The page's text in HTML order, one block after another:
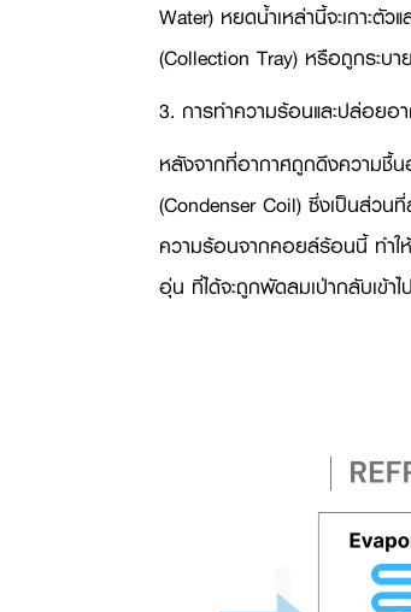
Water) หยดน้ำเหล่านี้จะเกาะ
(Collection Tray) หรือถูกระบ
3. การทำความร้อนและปล่อยอ
หลังจากที่อากาศถูกดึงความชื้
(Condenser Coil) ซึ่งเป็นส่วน
ความร้อนจากคอยล์ร้อนนี้ ทำใ
อุ่น ที่ได้จะถูกพัดลมเป่ากลับเข้า